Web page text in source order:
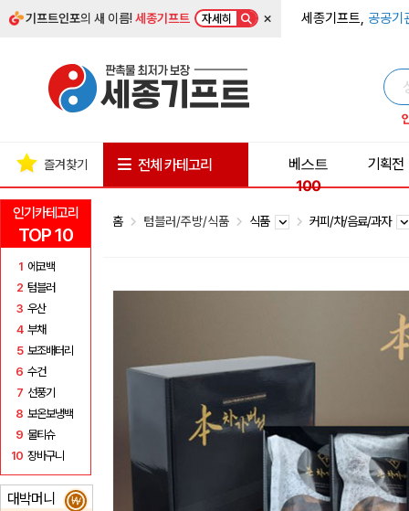
기프트인포의 새 이름!세종기프트 자세히 × 세종기프트, 공공기
인기카테고리
TOP 10
1 에코백
2 텀블러
3 우산
4 부채
5 보조배터리
6 수건
7 선풍기
8 보온보냉백
9 물티슈
10 장바구니
대박머니 ₩
즐겨찾기 전체 카테고리
베스트
100
기획전
홈 텀블러/주방/식품 식품 커피/차/음료/과자